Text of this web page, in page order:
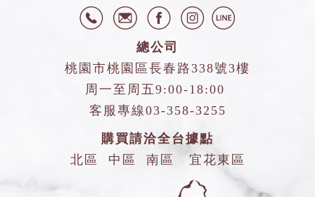
總公司
桃園市桃園區長春路338號3樓
周一至周五9:00-18:00
客服專線03-358-3255
購買請洽全台據點
北區
中區 南區 宜花東區